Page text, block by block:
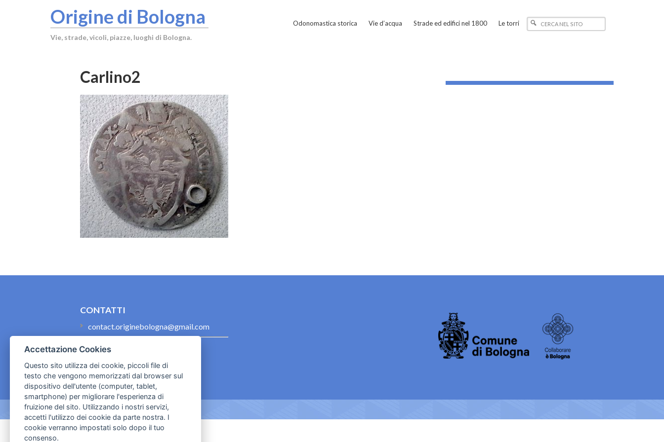
Origine di Bologna
Vie, strade, vicoli, piazze, luoghi di Bologna.
Odonomastica storica Vie d’acqua Strade ed edifici nel 1800 Le torri
Carlino2
CONTATTI
contact.originebologna@gmail.com
Cookies e informativa privacy
Accettazione Cookies
Questo sito utilizza dei cookie, piccoli file di
testo che vengono memorizzati dal browser sul
dispositivo dell'utente (computer, tablet,
smartphone) per migliorare l'esperienza di
fruizione del sito. Utilizzando i nostri servizi,
accetti l'utilizzo dei cookie da parte nostra. I
cookie verranno impostati solo dopo il tuo
consenso.